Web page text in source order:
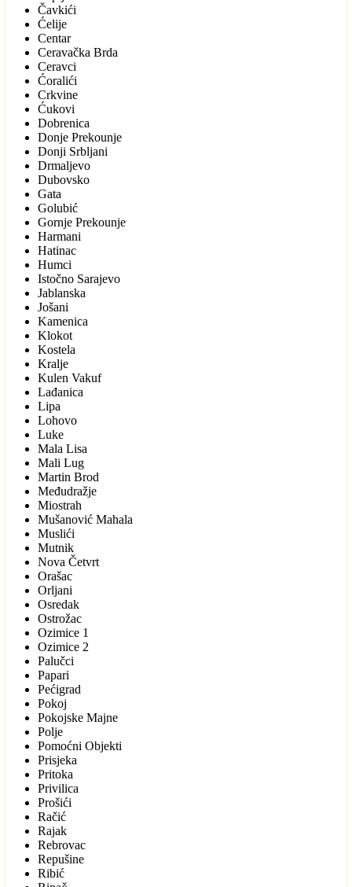
Čavkići
Ćelije
Centar
Ceravačka Brda
Ceravci
Ćoralići
Crkvine
Ćukovi
Dobrenica
Donje Prekounje
Donji Srbljani
Drmaljevo
Dubovsko
Gata
Golubić
Gornje Prekounje
Harmani
Hatinac
Humci
Istočno Sarajevo
Jablanska
Jošani
Kamenica
Klokot
Kostela
Kralje
Kulen Vakuf
Lađanica
Lipa
Lohovo
Luke
Mala Lisa
Mali Lug
Martin Brod
Međudražje
Miostrah
Mušanović Mahala
Muslići
Mutnik
Nova Četvrt
Orašac
Orljani
Osredak
Ostrožac
Ozimice 1
Ozimice 2
Palučci
Papari
Pećigrad
Pokoj
Pokojske Majne
Polje
Pomoćni Objekti
Prisjeka
Pritoka
Privilica
Prošići
Račić
Rajak
Rebrovac
Repušine
Ribić